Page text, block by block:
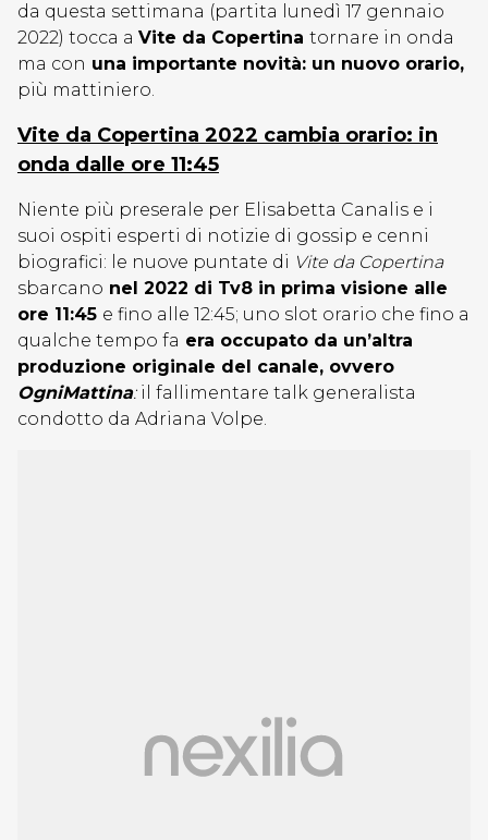
da questa settimana (partita lunedì 17 gennaio
2022) tocca a Vite da Copertina tornare in onda
ma con una importante novità: un nuovo orario,
più mattiniero.
Vite da Copertina 2022 cambia orario: in
onda dalle ore 11:45
Niente più preserale per Elisabetta Canalis e i
suoi ospiti esperti di notizie di gossip e cenni
biografici: le nuove puntate di Vite da Copertina
sbarcano nel 2022 di Tv8 in prima visione alle
ore 11:45 e fino alle 12:45; uno slot orario che fino a
qualche tempo fa era occupato da un’altra
produzione originale del canale, ovvero
OgniMattina:il fallimentare talk generalista
condotto da Adriana Volpe.